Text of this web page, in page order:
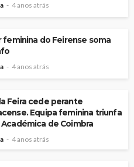
4 anos atrás
feminina do Feirense soma
4 anos atrás
Feira cede perante
Equipa feminina triunfa
de Coimbra
4 anos atrás